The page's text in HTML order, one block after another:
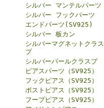
シルバー マンテルパーツ
シルバー フックパーツ
エンドパーツ(SV925)
シルバー 板カン
シルバーマグネットクラス
プ
シルバーパールクラスプ
ピアスパーツ（SV925）
フックピアス（SV925）
ポストピアス（SV925）
フープピアス（SV925）